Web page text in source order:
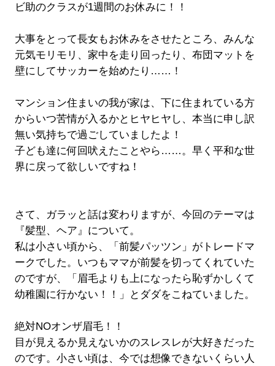
ビ助のクラスが1週間のお休みに！！
大事をとって長女もお休みをさせたところ、みんな
元気モリモリ、家中を走り回ったり、布団マットを
壁にしてサッカーを始めたり……！
マンション住まいの我が家は、下に住まれている方
からいつ苦情が入るかとヒヤヒヤし、本当に申し訳
無い気持ちで過ごしていましたよ！
子ども達に何回吠えたことやら……。早く平和な世
界に戻って欲しいですね！
さて、ガラッと話は変わりますが、今回のテーマは
『髪型、ヘア』について。
私は小さい頃から、「前髪パッツン」がトレードマ
ークでした。いつもママが前髪を切ってくれていた
のですが、「眉毛よりも上になったら恥ずかしくて
幼稚園に行かない！！」とダダをこねていました。
絶対NOオンザ眉毛！！
目が見えるか見えないかのスレスレが大好きだった
のです。小さい頃は、今では想像できないくらい人